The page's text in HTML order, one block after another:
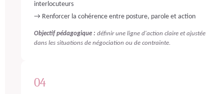
interlocuteurs
→ Renforcer la cohérence entre posture, parole et action
Objectif pédagogique : définir une ligne d'action claire et ajustée
dans les situations de négociation ou de contrainte.
04